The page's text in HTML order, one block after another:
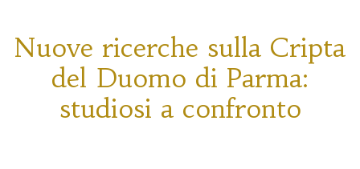
Nuove ricerche sulla Cripta
del Duomo di Parma:
studiosi a confronto